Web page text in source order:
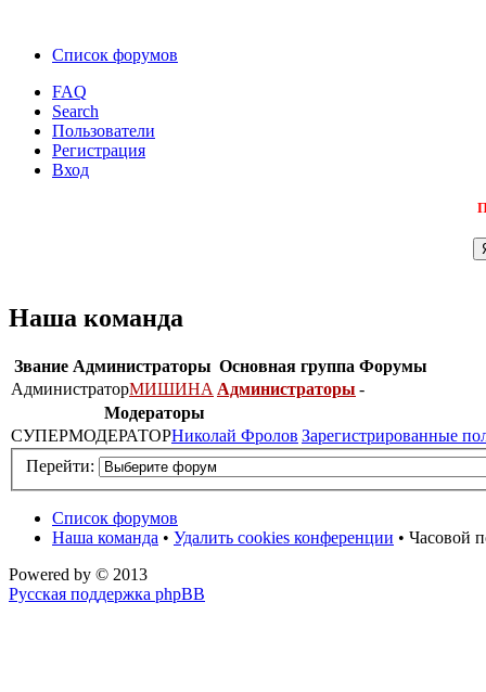
Список форумов
FAQ
Search
Пользователи
Регистрация
Вход
Наша команда
Звание Администраторы Основная группа Форумы
АдминистраторМИШИНА Администраторы -
Модераторы
СУПЕРМОДЕРАТОРНиколай Фролов Зарегистрированные
Перейти:
Список форумов
Наша команда • Удалить cookies конференции • Часовой
Powered by © 2013
Русская поддержка phpBB